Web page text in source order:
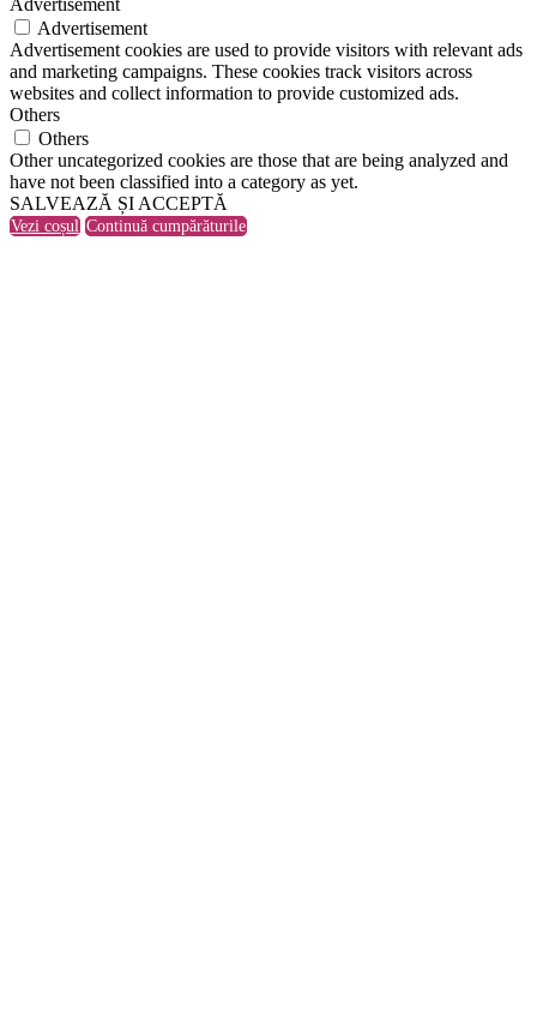
Advertisement
Advertisement
Advertisement cookies are used to provide visitors with relevant ads
and marketing campaigns. These cookies track visitors across
websites and collect information to provide customized ads.
Others
Others
Other uncategorized cookies are those that are being analyzed and
have not been classified into a category as yet.
SALVEAZĂ ȘI ACCEPTĂ
Vezi coșul Continuă cumpărăturile